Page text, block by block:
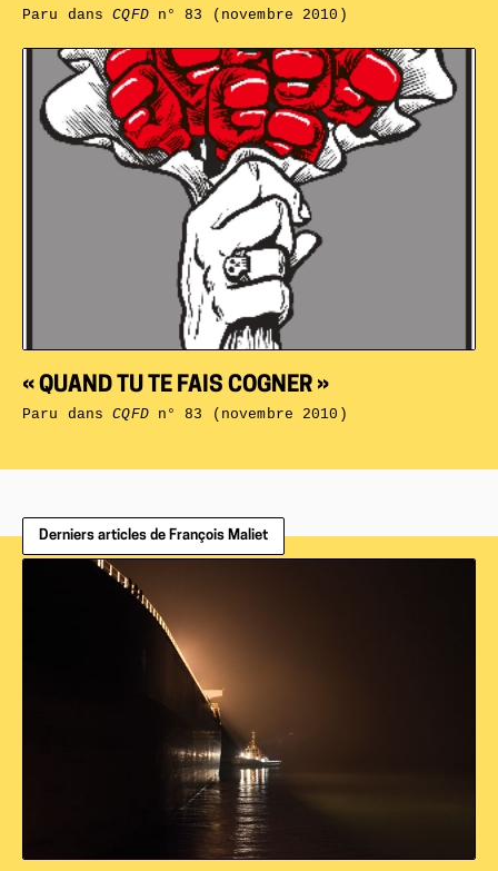
« QUAND TU TE FAIS COGNER »
Paru dansCQFDn° 83 (novembre 2010)
Paru dansCQFDn° 83 (novembre 2010)
Derniers articles de François Maliet